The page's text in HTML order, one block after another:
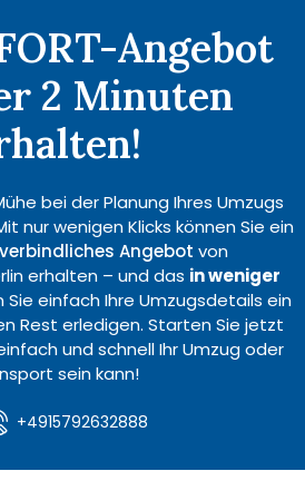
Angebot
2 Minuten
bei der Planung Ihres Umzugs
nur wenigen Klicks können Sie ein
Angebot von
erhalten – und das in weniger
Sie einfach Ihre Umzugsdetails ein
Rest erledigen. Starten Sie jetzt
und schnell Ihr Umzug oder
sein kann!
+4915792632888